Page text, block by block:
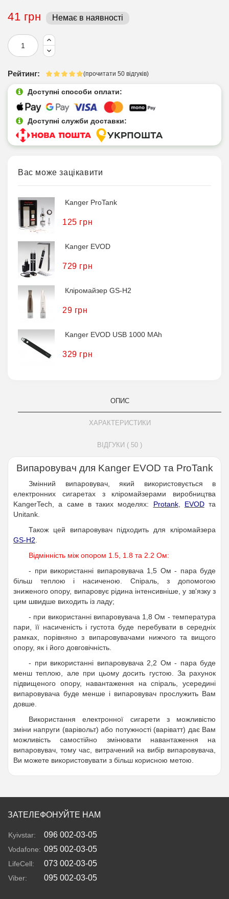
41 грн Немає в наявності
Рейтинг: (прочитати 50 відгуків)
Доступні способи оплати:
Доступні служби доставки:
Вас може зацікавити
Kanger ProTank
125 грн
Kanger EVOD
729 грн
Кліромайзер GS-H2
29 грн
Kanger EVOD USB 1000 MAh
329 грн
ОПИС
ХАРАКТЕРИСТИКИ
ВІДГУКИ ( 50 )
Випаровувач для Kanger EVOD та ProTank
Змінний випаровувач, який використовується в
електронних сигаретах з кліромайзерами виробництва
KangerTech, а саме в таких моделях: Protank, EVODта
Unitank.
Також цей випаровувач підходить для кліромайзера
GS-H2
Відмінність між опором 1.5, 1.8 та 2.2 Ом:
- при використанні випаровувача 1,5 Ом - пара буде
більш теплою і насиченою. Спіраль, з допомогою
зниженого опору, випаровує рідина інтенсивніше, у зв'язку з
цим швидше виходить із ладу;
- при використанні випаровувача 1,8 Ом - температура
пари, її насиченість і густота буде перебувати в середніх
рамках, порівняно з випаровувачами нижчого та вищого
опору, як і його довговічність.
- при використанні випаровувача 2,2 Ом - пара буде
менш теплою, але при цьому досить густою. За рахунок
підвищеного опору, навантаження на спіраль, усередині
випаровувача буде менше і випаровувач прослужить Вам
довше.
Використання електронної сигарети з можливістю
зміни напруги (варівольт) або потужності (варіватт) дає Вам
можливість самостійно змінювати навантаження на
випаровувач, тому час, витрачений на вибір випаровувача,
Ви можете використовувати з більш корисною метою.
ЗАТЕЛЕФОНУЙТЕ НАМ
Kyivstar: 096 002-03-05
Vodafone: 095 002-03-05
LifeCell: 073 002-03-05
Viber: 095 002-03-05